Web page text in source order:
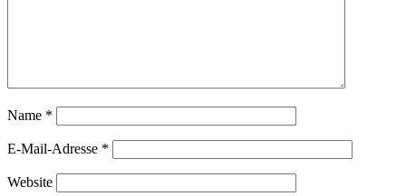
Name *
E-Mail-Adresse *
Website